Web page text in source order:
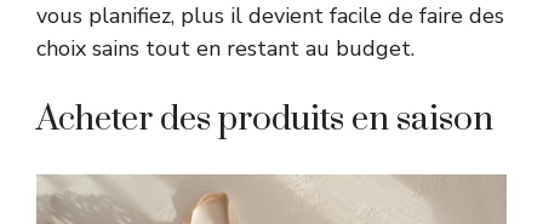
vous planifiez, plus il devient facile de faire des
choix sains tout en restant au budget.
Acheter des produits en saison